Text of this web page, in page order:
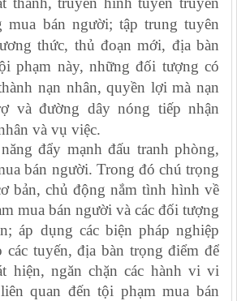
mua bán người; tập trung tuyên
thức, thủ đoạn mới, địa bàn
phạm này, những đối tượng có
nạn nhân, quyền lợi mà nạn
và đường dây nóng tiếp nhận
và vụ việc.
đẩy mạnh đấu tranh phòng,
bán người. Trong đó chú trọng
bản, chủ động nắm tình hình về
mua bán người và các đối tượng
áp dụng các biện pháp nghiệp
tuyến, địa bàn trọng điểm để
hiện, ngăn chặn các hành vi vi
quan đến tội phạm mua bán